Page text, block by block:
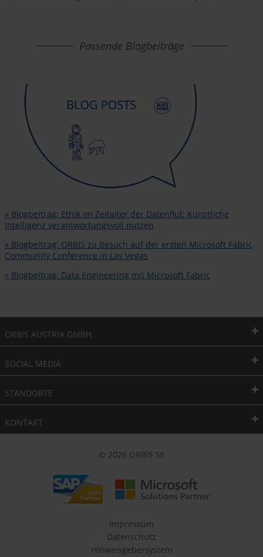
Passende Blogbeiträge
» Blogbeitrag: Ethik im Zeitalter der Datenflut: Künstliche
Intelligenz verantwortungsvoll nutzen
» Blogbeitrag: ORBIS zu Besuch auf der ersten Microsoft Fabric
Community Conference in Las Vegas
» Blogbeitrag: Data Engineering mit Microsoft Fabric
ORBIS AUSTRIA GMBH
SOCIAL MEDIA
STANDORTE
KONTAKT
© 2026 ORBIS SE
Impressum
Datenschutz
Hinweisgebersystem